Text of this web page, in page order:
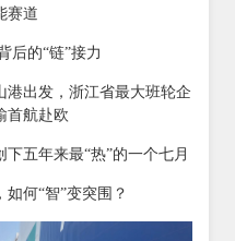
赛道
后的“链”接力
港出发，浙江省最大班轮企
首航赴欧
下五年来最“热”的一个七月
如何“智”变突围？